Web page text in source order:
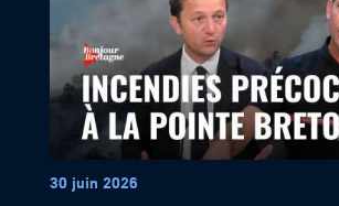
30 juin 2026